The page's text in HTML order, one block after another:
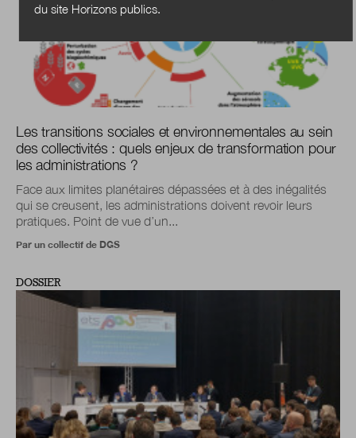
Les transitions sociales et environnementales au sein
des collectivités : quels enjeux de transformation pour
les administrations ?
Face aux limites planétaires dépassées et à des inégalités
qui se creusent, les administrations doivent revoir leurs
pratiques. Point de vue d’un...
Par un collectif de DGS
DOSSIER
du site Horizons publics.